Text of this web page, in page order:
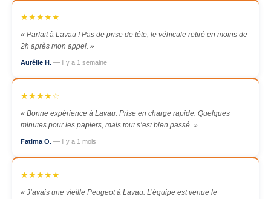
★★★★★
« Parfait à Lavau ! Pas de prise de tête, le véhicule retiré en moins de
2h après mon appel. »
Aurélie H. — il y a 1 semaine
★★★★☆
« Bonne expérience à Lavau. Prise en charge rapide. Quelques
minutes pour les papiers, mais tout s’est bien passé. »
Fatima O. — il y a 1 mois
★★★★★
« J’avais une vieille Peugeot à Lavau. L’équipe est venue le